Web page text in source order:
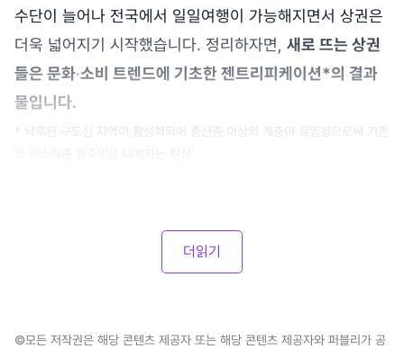
수단이 늘어나 전국에서 일일여행이 가능해지면서 상권은
더욱 넓어지기 시작했습니다. 정리하자면, 새로 뜨는 상권
들은 문화‧소비 트렌드에 기초한 젠트리피케이션*의 결과
물입니다.
* 낙후된 구도심 지역이 활성화되어 중산층 이상의 계층이 유입됨으로써 기존
더읽기
©모든 저작권은 해당 콘텐츠 제공자 또는 해당 콘텐츠 제공자와 퍼블리가 공